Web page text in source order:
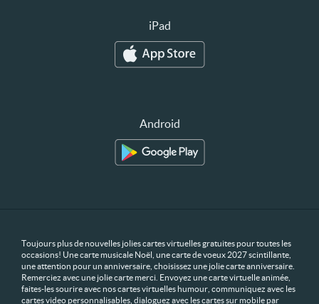
iPad
Android
Toujours plus de nouvelles jolies cartes virtuelles gratuites pour toutes les
occasions! Une carte musicale Noël, une carte de voeux 2027 scintillante,
une attention pour un anniversaire, choisissez une jolie carte anniversaire.
Remerciez avec une jolie carte merci. Envoyez une carte virtuelle animée,
faites-les sourire avec nos cartes virtuelles humour, communiquez avec les
cartes video personnalisables, dialoguez avec les cartes sur mobile par